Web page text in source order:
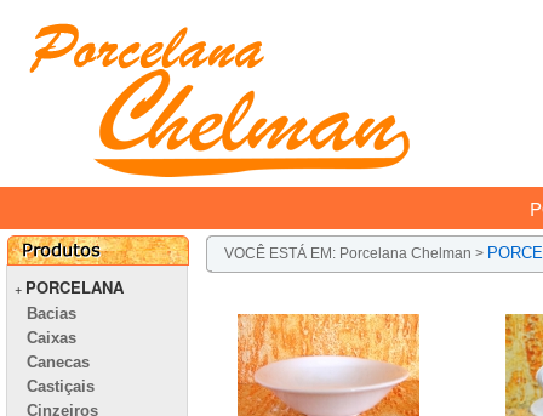
+ PORCELANA
Bacias
Caixas
Canecas
Castiçais
Cinzeiros
VOCÊ ESTÁ EM: Porcelana Chelman >